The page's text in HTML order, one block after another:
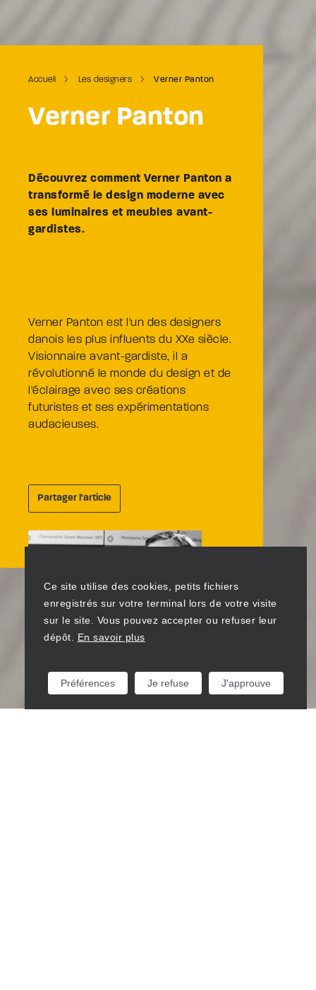
Accueil Les designers Verner Panton
Verner Panton
Découvrez comment Verner Panton a
transformé le design moderne avec
ses luminaires et meubles avant-
gardistes.
Verner Panton est l'un des designers
danois les plus influents du XXe siècle.
Visionnaire avant-gardiste, il a
révolutionné le monde du design et de
l'éclairage avec ses créations
futuristes et ses expérimentations
audacieuses.
Partager l'article
Ce site utilise des cookies, petits fichiers
enregistrés sur votre terminal lors de votre visite
sur le site. Vous pouvez accepter ou refuser leur
dépôt. En savoir plus
Préférences Je refuse J'approuve